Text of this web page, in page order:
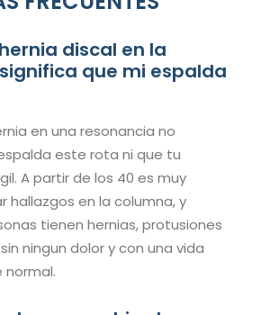
discal en la
que mi espalda
en una resonancia no
este rota ni que tu
A partir de los 40 es muy
hallazgos en la columna, y
tienen hernias, protusiones
ningun dolor y con una vida